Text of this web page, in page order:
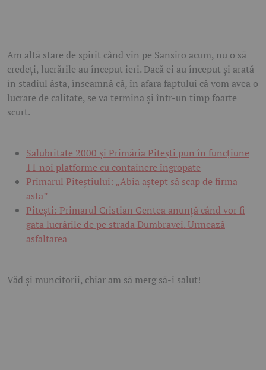
Am altă stare de spirit când vin pe Sansiro acum, nu o să
credeți, lucrările au început ieri. Dacă ei au început și arată
în stadiul ăsta, înseamnă că, în afara faptului că vom avea o
lucrare de calitate, se va termina și într-un timp foarte
scurt.
Salubritate 2000 și Primăria Pitești pun în funcțiune
11 noi platforme cu containere îngropate
Primarul Piteștiului: „Abia aștept să scap de firma
asta”
Pitești: Primarul Cristian Gentea anunță când vor fi
gata lucrările de pe strada Dumbravei. Urmează
asfaltarea
Văd și muncitorii, chiar am să merg să-i salut!